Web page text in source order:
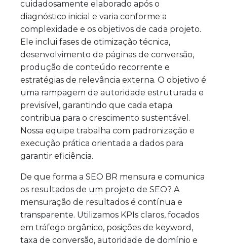
cuidadosamente elaborado após o
diagnóstico inicial e varia conforme a
complexidade e os objetivos de cada projeto.
Ele inclui fases de otimização técnica,
desenvolvimento de páginas de conversão,
produção de conteúdo recorrente e
estratégias de relevância externa. O objetivo é
uma rampagem de autoridade estruturada e
previsível, garantindo que cada etapa
contribua para o crescimento sustentável.
Nossa equipe trabalha com padronização e
execução prática orientada a dados para
garantir eficiência.
De que forma a SEO BR mensura e comunica
os resultados de um projeto de SEO? A
mensuração de resultados é contínua e
transparente. Utilizamos KPIs claros, focados
em tráfego orgânico, posições de keyword,
taxa de conversão, autoridade de domínio e